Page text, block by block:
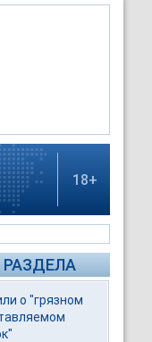
18+
о "грязном